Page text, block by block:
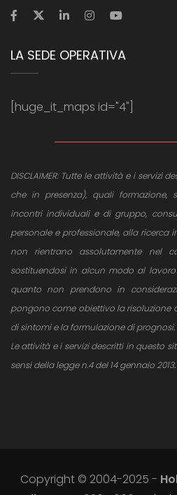
LA SEDE OPERATIVA
[huge_it_maps id="4"]
DISCLAIMER: Tutte le attività e i servizi
che in presenza), quali formazione,
incontri individuali e di gruppo,
personale e professionale, alla ricerca
non rientrano assolutamente nel
sostituendosi in alcun modo al
quanto non prendono in
pongono come obiettivo la risoluzione
di sintomi e la formulazione di prognosi.
Le attività e i servizi descritti in questo
sensi della legge n.4 del 14 gennaio 2013.
Copyright © 2004-2025 -